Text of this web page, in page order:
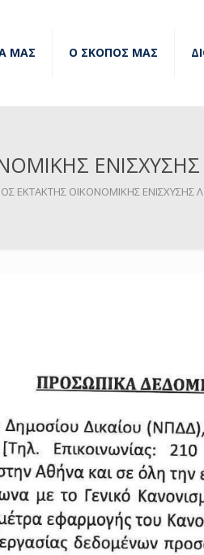
ΜΑΣ Ο ΣΚΟΠΟΣ ΜΑΣ
ΕΚΤΑΚΤΗΣ ΟΙΚΟΝΟΜΙΚΗΣ ΕΝΙΣΧΥΣΗΣ